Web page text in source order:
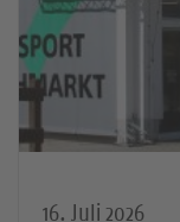
16. Juli 2026